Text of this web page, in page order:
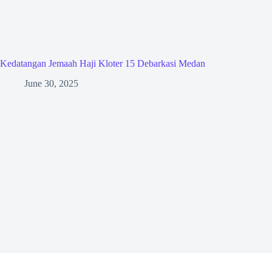
Kedatangan Jemaah Haji Kloter 15 Debarkasi Medan
June 30, 2025